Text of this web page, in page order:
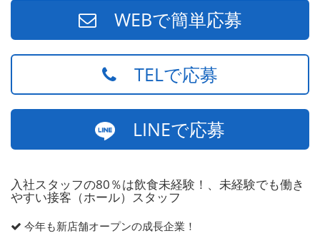
WEBで簡単応募
TELで応募
LINEで応募
入社スタッフの80％は飲食未経験！、未経験でも働き
やすい接客（ホール）スタッフ
今年も新店舗オープンの成長企業！